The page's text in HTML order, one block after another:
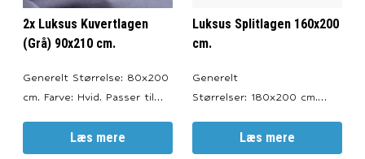
2x Luksus Kuvertlagen
(Grå) 90x210 cm.
Generelt Størrelse: 80x200
cm. Farve: Hvid. Passer til
på 6-10 cm. --- Materiale
100% bomuldssatin.
Læs mere
Luksus Splitlagen 160x200
cm.
Generelt
Størrelser: 180x200 cm.
hoved- og fodende. Passer
til topmadrasser med en
Læs mere